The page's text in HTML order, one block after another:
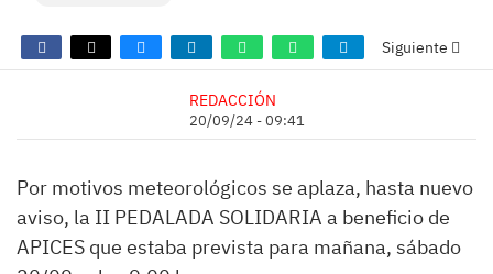
Siguiente
REDACCIÓN
20/09/24 - 09:41
Por motivos meteorológicos se aplaza, hasta nuevo
aviso, la II PEDALADA SOLIDARIA a beneficio de
APICES que estaba prevista para mañana, sábado